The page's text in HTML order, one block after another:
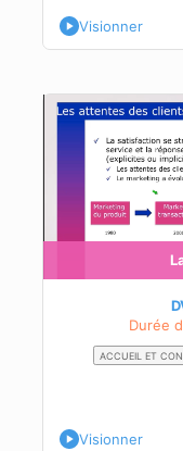
Visionner
Durée
ACCUEIL ET
Visionner